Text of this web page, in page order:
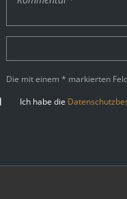
Die mit einem * markierten
Ich habe die